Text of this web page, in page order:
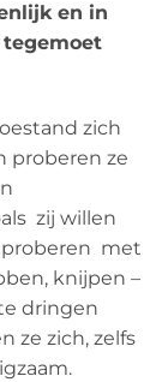
en in
tegemoet
zich
proberen ze
zij willen
proberen met
knijpen –
dringen
ze zich, zelfs